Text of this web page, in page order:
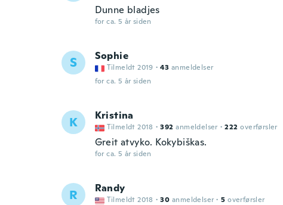
Dunne bladjes
for ca. 5 år siden
S Sophie
Tilmeldt 2019 · 43 anmeldelser
for ca. 5 år siden
K Kristina
Tilmeldt 2018 · 392 anmeldelser · 222 overførsler
Greit atvyko. Kokybiškas.
for ca. 5 år siden
R Randy
Tilmeldt 2018 · 30 anmeldelser · 5 overførsler